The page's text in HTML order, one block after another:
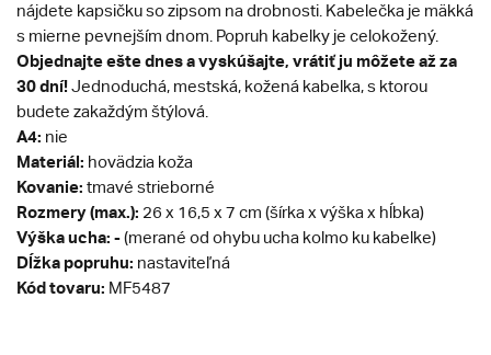
nájdete kapsičku so zipsom na drobnosti. Kabelečka je mäkká
s mierne pevnejším dnom. Popruh kabelky je celokožený.
Objednajte ešte dnes a vyskúšajte, vrátiť ju môžete až za
30 dní!Jednoduchá, mestská, kožená kabelka, s ktorou
budete zakaždým štýlová.
A4: nie
Materiál: hovädzia koža
Kovanie: tmavé strieborné
Rozmery (max.): 26 x 16,5 x 7 cm (šírka x výška x hĺbka)
Výška ucha: -(merané od ohybu ucha kolmo ku kabelke)
Dĺžka popruhu: nastaviteľná
Kód tovaru: MF5487